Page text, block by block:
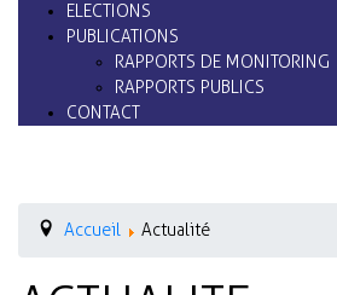
ELECTIONS
PUBLICATIONS
RAPPORTS DE MONITORING
RAPPORTS PUBLICS
CONTACT
Accueil Actualité